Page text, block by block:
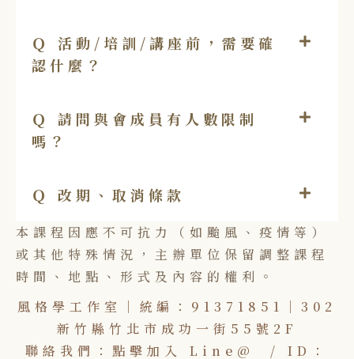
Ｑ 活動/培訓/講座前，需要確
認什麼？
Ｑ 請問與會成員有人數限制
嗎？
Ｑ 改期、取消條款
本課程因應不可抗力（如颱風、疫情等）
或其他特殊情況，主辦單位保留調整課程
時間、地點、形式及內容的權利。
風格學工作室｜統編：91371851｜ 302
新竹縣竹北市成功一街55號2F
聯絡我們： 點擊加入 Line@ / ID：